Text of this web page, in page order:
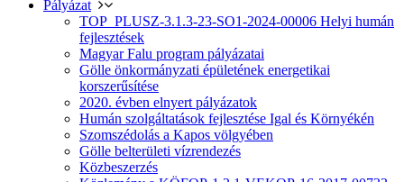
Pályázat
TOP_PLUSZ-3.1.3-23-SO1-2024-00006 Helyi humán
fejlesztések
Magyar Falu program pályázatai
Gölle önkormányzati épületének energetikai
korszerűsítése
2020. évben elnyert pályázatok
Humán szolgáltatások fejlesztése Igal és Környékén
Szomszédolás a Kapos völgyében
Gölle belterületi vízrendezés
Közbeszerzés